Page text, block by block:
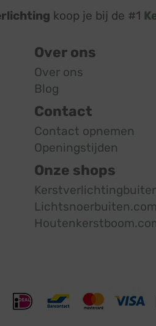
koop je bij de #1
Over ons
Over ons
Blog
Contact
Contact opnemen
Openingstijden
Onze shops
Lichtsnoerbuiten.com